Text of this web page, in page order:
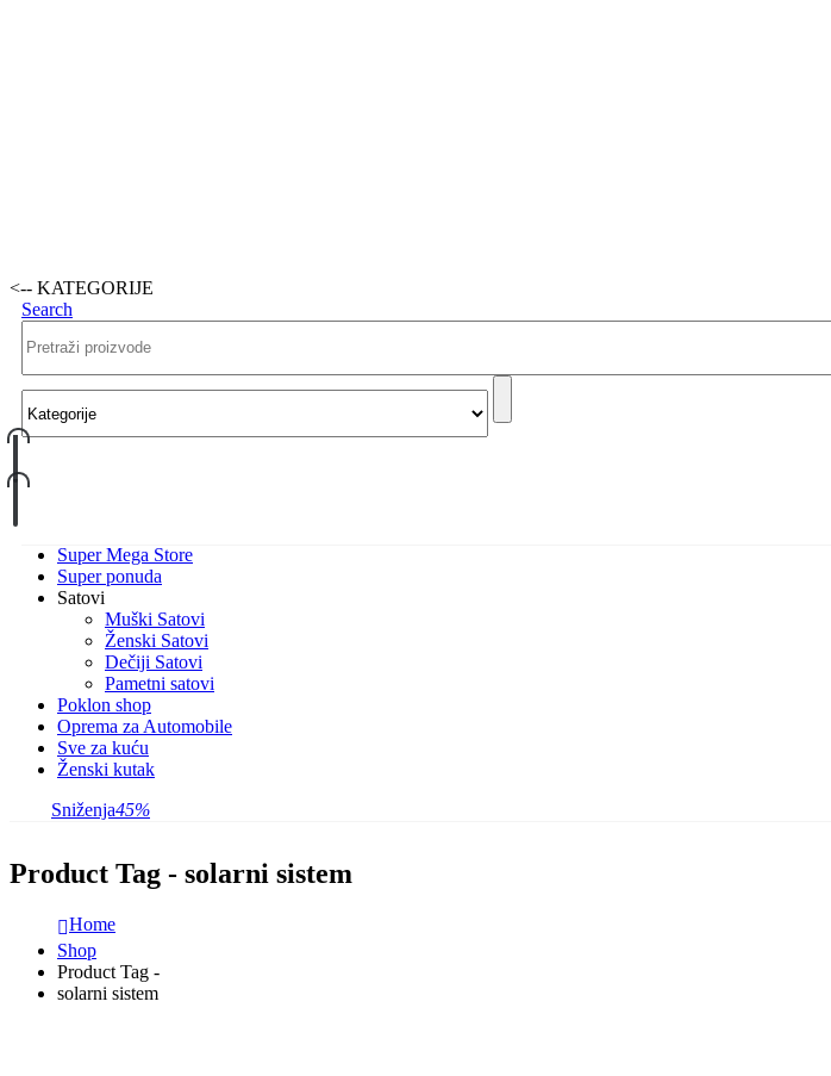
<-- KATEGORIJE
Search
Super Mega Store
Super ponuda
Satovi
Muški Satovi
Ženski Satovi
Dečiji Satovi
Pametni satovi
Poklon shop
Oprema za Automobile
Sve za kuću
Ženski kutak
Sniženja45%
Product Tag - solarni sistem
Home
Shop
Product Tag -
solarni sistem